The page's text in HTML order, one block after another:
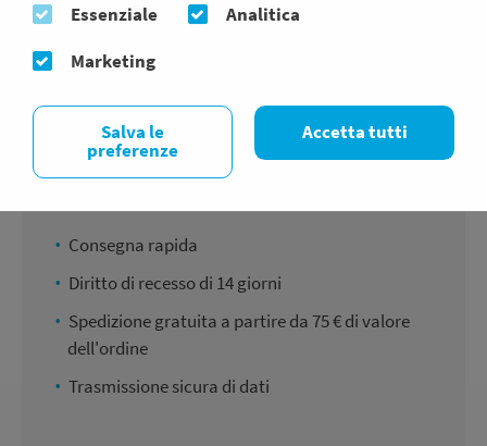
Cavo di collegamento lungh. 80 cm (2 pezzi) per braccia e
gambe per persone alte
Consegna rapida
Diritto di recesso di 14 giorni
Spedizione gratuita a partire da 75 € di valore
dell'ordine
Trasmissione sicura di dati
Essenziale
Analitica
Marketing
Salva le
preferenze
Accetta tutti